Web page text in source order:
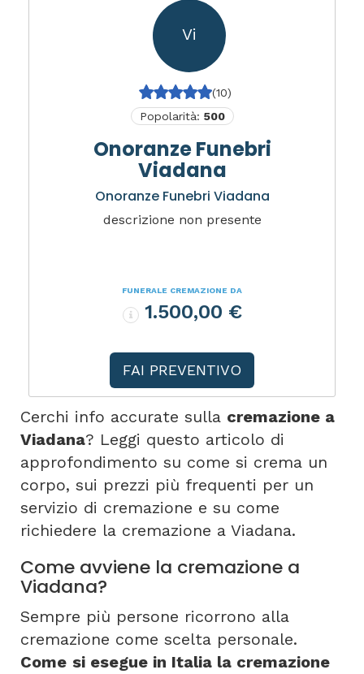
Vi
(10)
Popolarità: 500
Onoranze Funebri
Viadana
Onoranze Funebri Viadana
descrizione non presente
FUNERALE CREMAZIONE DA
1.500,00 €
FAI PREVENTIVO
Cerchi info accurate sulla cremazione a
Viadana? Leggi questo articolo di
approfondimento su come si crema un
corpo, sui prezzi più frequenti per un
servizio di cremazione e su come
richiedere la cremazione a Viadana.
Come avviene la cremazione a
Viadana?
Sempre più persone ricorrono alla
cremazione come scelta personale.
Come si esegue in Italia la cremazione